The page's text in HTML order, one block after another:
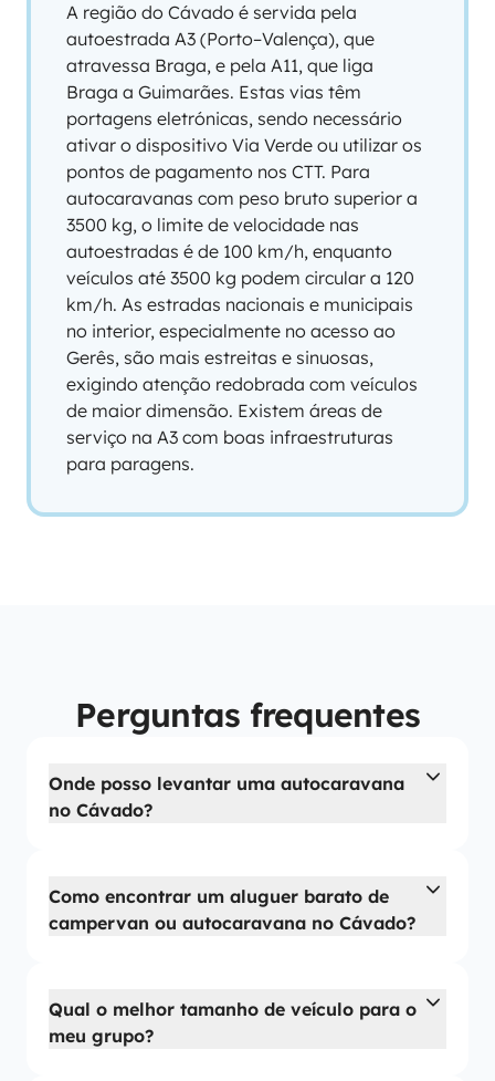
A região do Cávado é servida pela
autoestrada A3 (Porto–Valença), que
atravessa Braga, e pela A11, que liga
Braga a Guimarães. Estas vias têm
portagens eletrónicas, sendo necessário
ativar o dispositivo Via Verde ou utilizar os
pontos de pagamento nos CTT. Para
autocaravanas com peso bruto superior a
3500 kg, o limite de velocidade nas
autoestradas é de 100 km/h, enquanto
veículos até 3500 kg podem circular a 120
km/h. As estradas nacionais e municipais
no interior, especialmente no acesso ao
Gerês, são mais estreitas e sinuosas,
exigindo atenção redobrada com veículos
de maior dimensão. Existem áreas de
serviço na A3 com boas infraestruturas
para paragens.
Perguntas frequentes
Onde posso levantar uma autocaravana
no Cávado?
Como encontrar um aluguer barato de
campervan ou autocaravana no Cávado?
Qual o melhor tamanho de veículo para o
meu grupo?